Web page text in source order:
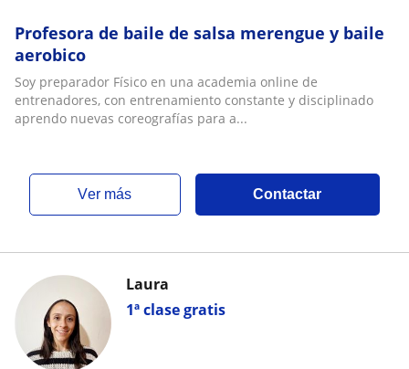
Profesora de baile de salsa merengue y baile
aerobico
Soy preparador Físico en una academia online de
entrenadores, con entrenamiento constante y disciplinado
aprendo nuevas coreografías para a...
ver más Contactar
1ª clase gratis
Laura